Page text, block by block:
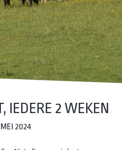
IEDERE 2 WEKEN
2024